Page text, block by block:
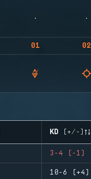
01 02
KD (+/-)
3-4 (-1)
10-6 (+4)